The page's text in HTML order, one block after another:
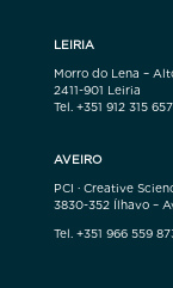
LEIRIA
Morro do Lena –
2411-901 Leiria
Tel. +351 912 315 657
AVEIRO
PCI · Creative
3830-352 Ílhavo –
Tel. +351 966 559